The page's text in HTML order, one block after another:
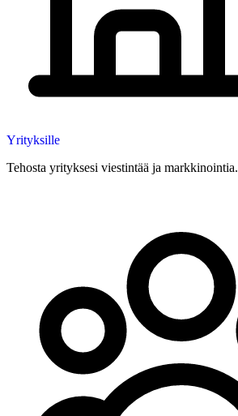
Yrityksille
Tehosta yrityksesi viestintää ja markkinointia.